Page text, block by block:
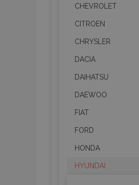
CHEVROLET
CITROEN
CHRYSLER
DACIA
DAIHATSU
DAEWOO
FIAT
FORD
HONDA
HYUNDAI